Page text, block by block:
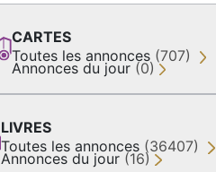
CARTES
Toutes les annonces (707)
Annonces du jour (0)
LIVRES
Toutes les annonces (36407)
Annonces du jour (16)